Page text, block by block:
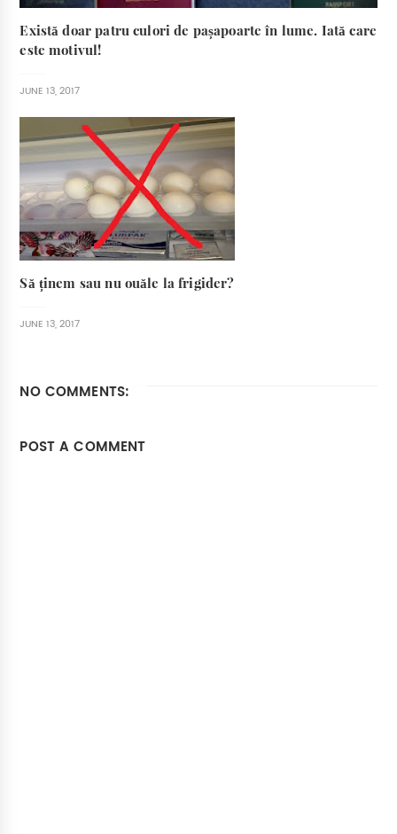
Există doar patru culori de pașapoarte în lume. Iată care
este motivul!
JUNE 13, 2017
Să ținem sau nu ouăle la frigider?
JUNE 13, 2017
NO COMMENTS:
POST A COMMENT